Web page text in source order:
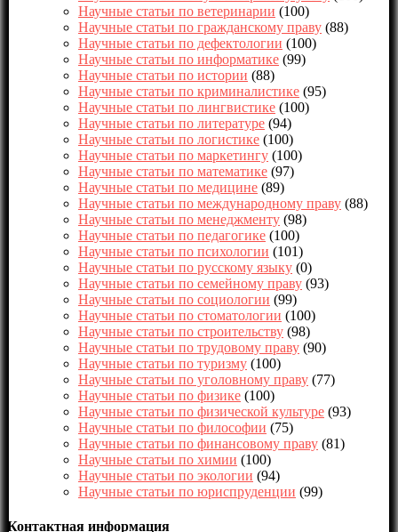
Научные статьи по ветеринарии (100)
Научные статьи по гражданскому праву (88)
Научные статьи по дефектологии (100)
Научные статьи по информатике (99)
Научные статьи по истории (88)
Научные статьи по криминалистике (95)
Научные статьи по лингвистике (100)
Научные статьи по литературе (94)
Научные статьи по логистике (100)
Научные статьи по маркетингу (100)
Научные статьи по математике (97)
Научные статьи по медицине (89)
Научные статьи по международному праву (88)
Научные статьи по менеджменту (98)
Научные статьи по педагогике (100)
Научные статьи по психологии (101)
Научные статьи по русскому языку (0)
Научные статьи по семейному праву (93)
Научные статьи по социологии (99)
Научные статьи по стоматологии (100)
Научные статьи по строительству (98)
Научные статьи по трудовому праву (90)
Научные статьи по туризму (100)
Научные статьи по уголовному праву (77)
Научные статьи по физике (100)
Научные статьи по физической культуре (93)
Научные статьи по философии (75)
Научные статьи по финансовому праву (81)
Научные статьи по химии (100)
Научные статьи по экологии (94)
Научные статьи по юриспруденции (99)
Контактная информация